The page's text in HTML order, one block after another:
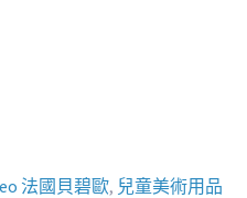
法國貝碧歐, 兒童美術用品